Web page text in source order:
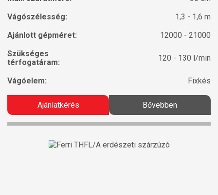
Vágószélesség:
1,3 - 1,6 m
Ajánlott gépméret:
12000 - 21000
Szükséges
térfogatáram:
120 - 130 l/min
Vágóelem: Fixkés
Ajánlatkérés Bővebben